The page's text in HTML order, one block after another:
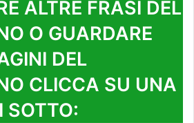
ALTRE FRASI DEL
O GUARDARE
DEL
CLICCA SU UNA
SOTTO: